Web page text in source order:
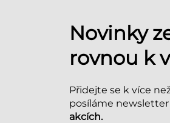
Novinky
rovnou k
Přidejte se k více
posíláme
akcích.